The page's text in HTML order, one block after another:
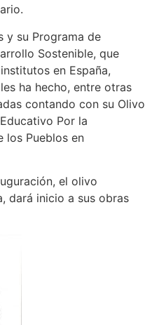
y su Programa de
Sostenible, que
en España,
ha hecho, entre otras
contando con su Olivo
Por la
los Pueblos en
el olivo
dará inicio a sus obras